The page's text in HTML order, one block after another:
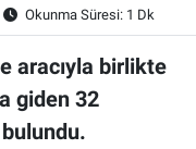
Okunma Süresi: 1 Dk
aracıyla birlikte
giden 32